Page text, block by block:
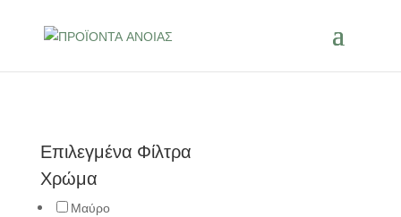
Επιλεγμένα Φίλτρα
Χρώμα
Μαύρο